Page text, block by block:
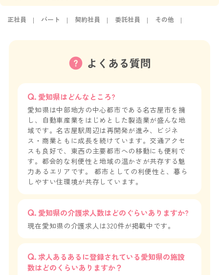
正社員 パート 契約社員 委託社員 その他
よくある質問
愛知県はどんなところ?
愛知県は中部地方の中心都市である名古屋市を擁
し、自動車産業をはじめとした製造業が盛んな地
域です。名古屋駅周辺は再開発が進み、ビジネ
ス・商業ともに成長を続けています。交通アクセ
スも良好で、東西の主要都市への移動にも便利で
す。都会的な利便性と地域の温かさが共存する魅
力あるエリアです。 都市としての利便性と、暮ら
しやすい住環境が共存しています。
愛知県の介護求人数はどのぐらいありますか?
現在愛知県の介護求人は320件が掲載中です。
求人あるあるに登録されている愛知県の施設
数はどのくらいありますか？